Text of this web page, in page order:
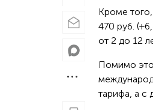
Кроме
470 руб.
от 2 до 12
Помимо
тарифа, а с